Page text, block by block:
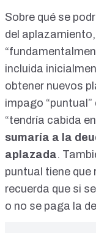
Sobre qué se
del
incluida
obtener nuevos
impago
“tendría cabida
sumaría a la
aplazada.
puntual tiene que
recuerda que si
o no se paga la